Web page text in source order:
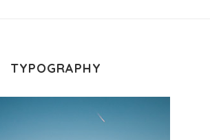
TYPOGRAPHY